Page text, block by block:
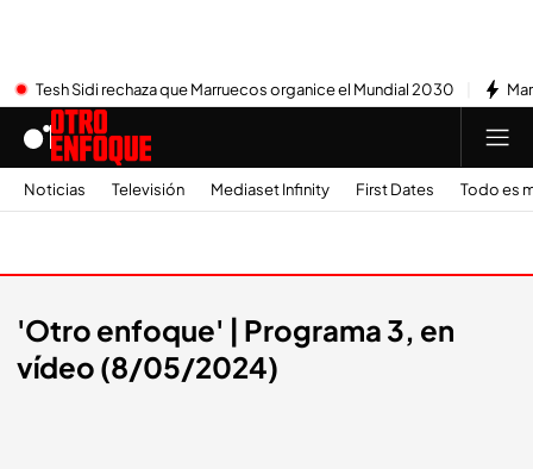
Tesh Sidi rechaza que Marruecos organice el Mundial 2030
Noticias Televisión Mediaset Infinity First Dates Todo es
'Otro enfoque' | Programa 3, en
vídeo (8/05/2024)